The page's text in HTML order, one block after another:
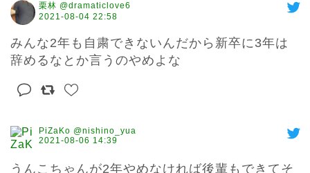
栗林 @dramaticlove6
2021-08-04 22:58
みんな2年も自粛できないんだから新卒に3年は
辞めるなとか言うのやめよな
PiZaKo @nishino_yua
2021-08-06 14:39
うんこちゃんが2年やめなければ後輩もできてそ